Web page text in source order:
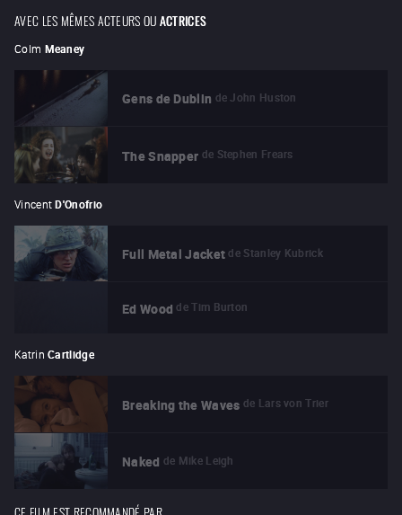
AVEC LES MÊMES ACTEURS OUACTRICES
Colm Meaney
Gens de Dublin de John Huston
The Snapper de Stephen Frears
Vincent D'Onofrio
Full Metal Jacket de Stanley Kubrick
Ed Wood de Tim Burton
Katrin Cartlidge
Breaking the Waves de Lars von Trier
Naked de Mike Leigh
CE FILM EST RECOMMANDÉ PAR